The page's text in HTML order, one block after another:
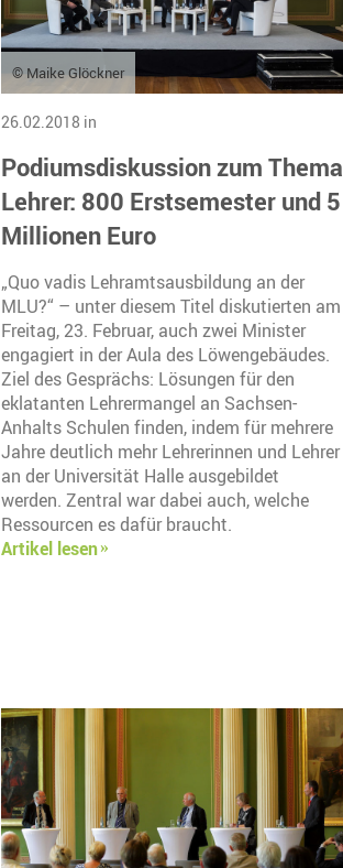
© Maike Glöckner
26.02.2018 in
Podiumsdiskussion zum Thema
Lehrer: 800 Erstsemester und 5
Millionen Euro
„Quo vadis Lehramtsausbildung an der
MLU?“ – unter diesem Titel diskutierten am
Freitag, 23. Februar, auch zwei Minister
engagiert in der Aula des Löwengebäudes.
Ziel des Gesprächs: Lösungen für den
eklatanten Lehrermangel an Sachsen-
Anhalts Schulen finden, indem für mehrere
Jahre deutlich mehr Lehrerinnen und Lehrer
an der Universität Halle ausgebildet
werden. Zentral war dabei auch, welche
Ressourcen es dafür braucht.
Artikel lesen